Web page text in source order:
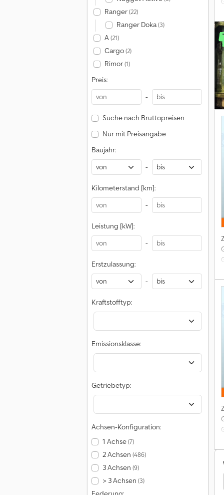
Ranger(22)
Ranger Doka(3)
A(21)
Cargo(2)
Rimor(1)
Preis:
-
Suche nach Bruttopreisen
Nur mit Preisangabe
Baujahr:
-
Kilometerstand [km]:
-
Leistung [kW]:
-
Erstzulassung:
-
Kraftstofftyp:
Emissionsklasse:
Getriebetyp:
Achsen-Konfiguration:
1 Achse(7)
2 Achsen (486)
3 Achsen (9)
> 3 Achsen (3)
Chrysler Sonstige Wohnmobile & Wohnwagen